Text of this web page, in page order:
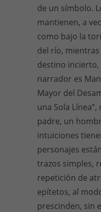
de un símbolo.
mantienen, a
como bajo la
del río, mientras
destino incierto,
narrador es
Mayor del
una Sola
padre, un
intuiciones
personajes
trazos simples,
repetición de
epítetos, al
prescinden, sin